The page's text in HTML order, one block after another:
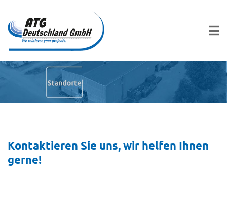
Kontaktieren Sie uns, wir helfen Ihnen
gerne!